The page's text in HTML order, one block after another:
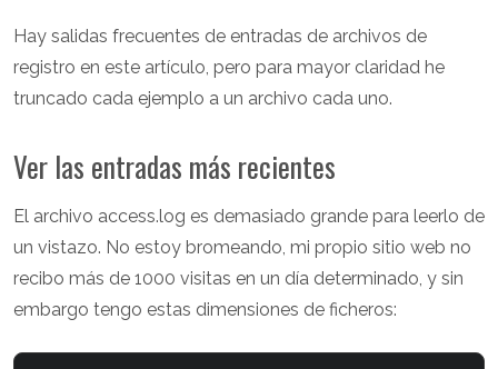
Hay salidas frecuentes de entradas de archivos de
registro en este artículo, pero para mayor claridad he
truncado cada ejemplo a un archivo cada uno.
Ver las entradas más recientes
El archivo access.log es demasiado grande para leerlo de
un vistazo. No estoy bromeando, mi propio sitio web no
recibo más de 1000 visitas en un día determinado, y sin
embargo tengo estas dimensiones de ficheros: